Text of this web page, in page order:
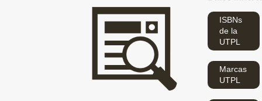
ISBNs
de la
UTPL
Marcas
UTPL